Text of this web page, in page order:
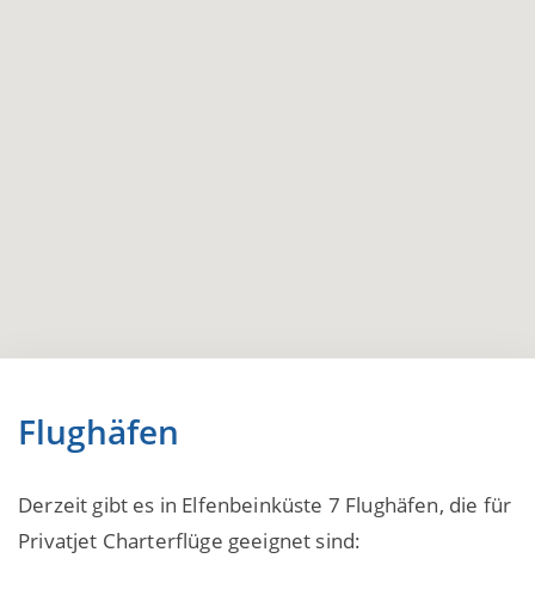
Flughäfen
Derzeit gibt es in Elfenbeinküste 7 Flughäfen, die für
Privatjet Charterflüge geeignet sind: